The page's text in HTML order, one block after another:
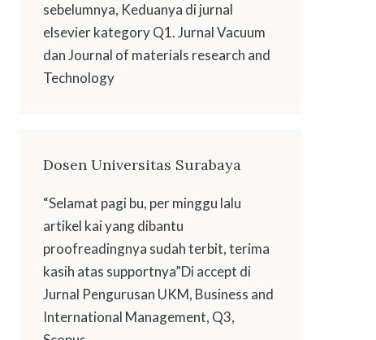
sebelumnya, Keduanya di jurnal
elsevier kategory Q1. Jurnal Vacuum
dan Journal of materials research and
Technology
Dosen Universitas Surabaya
“Selamat pagi bu, per minggu lalu
artikel kai yang dibantu
proofreadingnya sudah terbit, terima
kasih atas supportnya”Di accept di
Jurnal Pengurusan UKM, Business and
International Management, Q3,